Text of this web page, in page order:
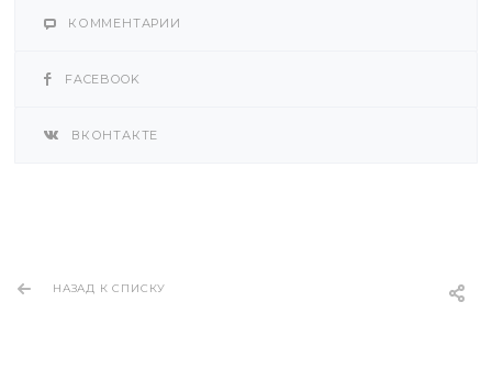
КОММЕНТАРИИ
FACEBOOK
ВКОНТАКТЕ
НАЗАД К СПИСКУ